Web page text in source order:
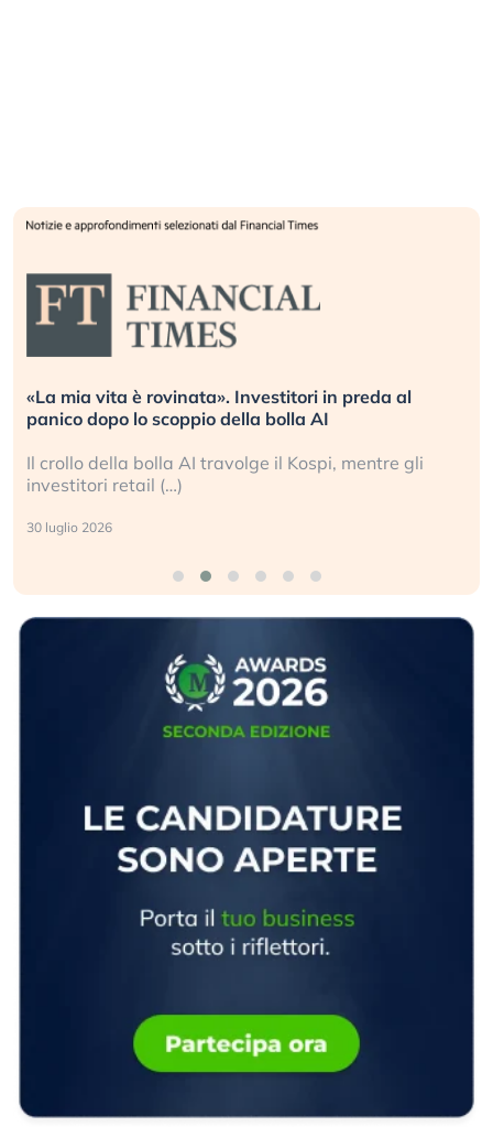
Quando la finanza pesa più dell’economia reale.
L’America sta ripetendo gli errori del 2008?
La ricchezza mondiale cresce, ma è sempre più
sganciata dall’economia reale. (…)
24 luglio 2026